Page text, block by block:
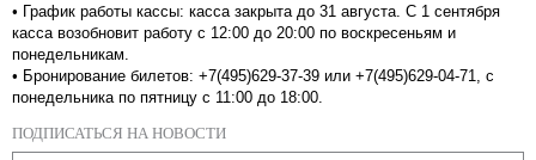
• График работы кассы: касса закрыта до 31 августа. С 1 сентября
касса возобновит работу с 12:00 до 20:00 по воскресеньям и
понедельникам.
• Бронирование билетов: +7(495)629-37-39 или +7(495)629-04-71, с
понедельника по пятницу с 11:00 до 18:00.
ПОДПИСАТЬСЯ НА НОВОСТИ